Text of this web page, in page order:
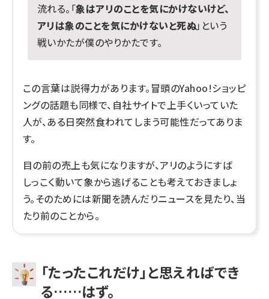
流れる。「象はアリのことを気にかけないけど、
アリは象のことを気にかけないと死ぬ」という
戦いかたが僕のやりかたです。
この言葉は説得力があります。冒頭のYahoo!ショッピ
ングの話題も同様で、自社サイトで上手くいっていた
人が、ある日突然食われてしまう可能性だってありま
す。
目の前の売上も気になりますが、アリのようにすば
しっこく動いて象から逃げることも考えておきましょ
う。そのためには新聞を読んだりニュースを見たり、当
たり前のことから。
「たったこれだけ」と思えればでき
る……はず。